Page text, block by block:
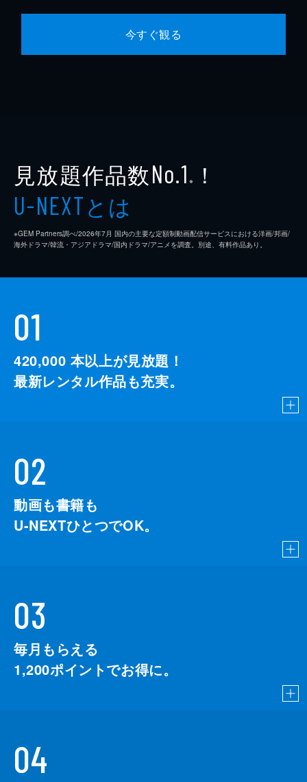
今すぐ観る
見放題作品数No.1 ※ ！
U-NEXTとは
※GEM Partners調べ/2026年7⽉ 国内の主要な定額制動画配信サービスにおける洋画/邦画/
海外ドラマ/韓流・アジアドラマ/国内ドラマ/アニメを調査。別途、有料作品あり。
01
420,000 本以上が見放題！
最新レンタル作品も充実。
02
動画も書籍も
U-NEXTひとつでOK。
03
毎月もらえる
1,200ポイントでお得に。
04